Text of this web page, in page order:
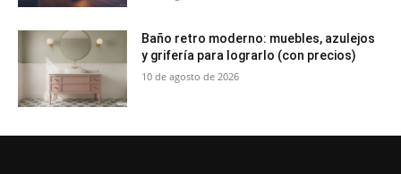
Baño retro moderno: muebles, azulejos
y grifería para lograrlo (con precios)
10 de agosto de 2026